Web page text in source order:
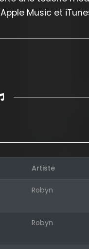
Music et
Artiste
Robyn
Robyn